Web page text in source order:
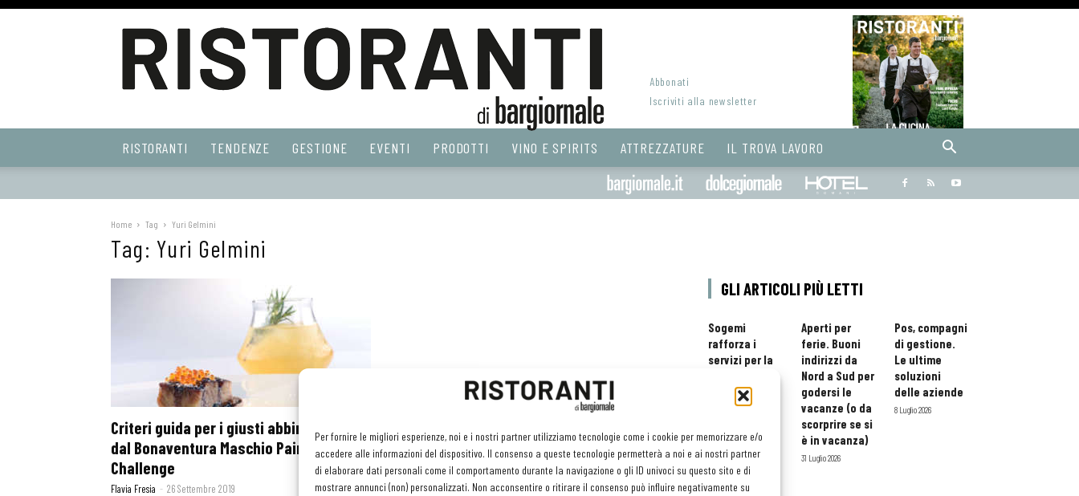
Per fornire le migliori esperienze, noi e i nostri partner utilizziamo tecnologie come i cookie per memorizzare e/o
accedere alle informazioni del dispositivo. Il consenso a queste tecnologie permetterà a noi e ai nostri partner
di elaborare dati personali come il comportamento durante la navigazione o gli ID univoci su questo sito e di
mostrare annunci (non) personalizzati. Non acconsentire o ritirare il consenso può influire negativamente su
Web
Abbonati
Iscriviti alla newsletter
RISTORANTI TENDENZE GESTIONE EVENTI PRODOTTI VINO E SPIRITS ATTREZZATURE IL TROVA LAVORO
Bargiornale dolcegiornale
Home Tag Yuri Gelmini
Tag: Yuri Gelmini
Criteri guida per i giusti abbinamenti
dal Bonaventura Maschio Pairing
Challenge
Flavia Fresia - 26 Settembre 2019
GLI ARTICOLI PIÙ LETTI
Sogemi
rafforza i
servizi per la
orario esteso
e tessera
professionisti
HoReCa
29 Luglio 2026
Aperti per
ferie. Buoni
indirizzi da
Nord a Sud per
godersi le
vacanze (o da
scorprire se si
è in vacanza)
31 Luglio 2026
Pos, compagni
di gestione.
Le ultime
soluzioni
delle aziende
8 Luglio 2026